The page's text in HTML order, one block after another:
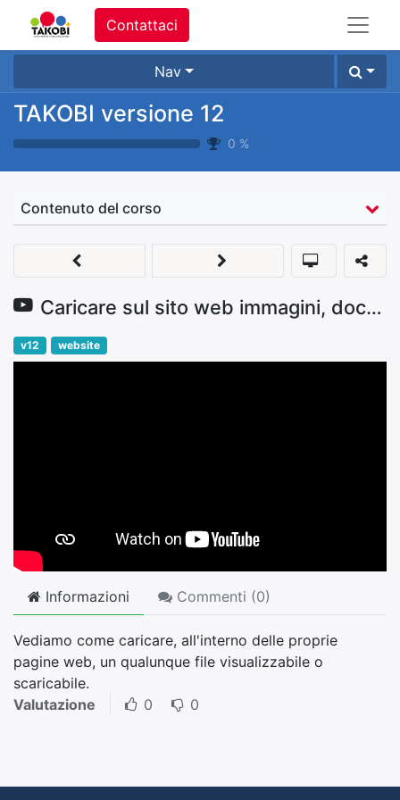
Contattaci
Nav
TAKOBI versione 12
0 %
Contenuto del corso
Caricare sul sito web immagini, documenti, video, pittogrammi
v12 website
Informazioni Commenti (0)
Vediamo come caricare, all'interno delle proprie
pagine web, un qualunque file visualizzabile o
scaricabile.
Valutazione
0 0